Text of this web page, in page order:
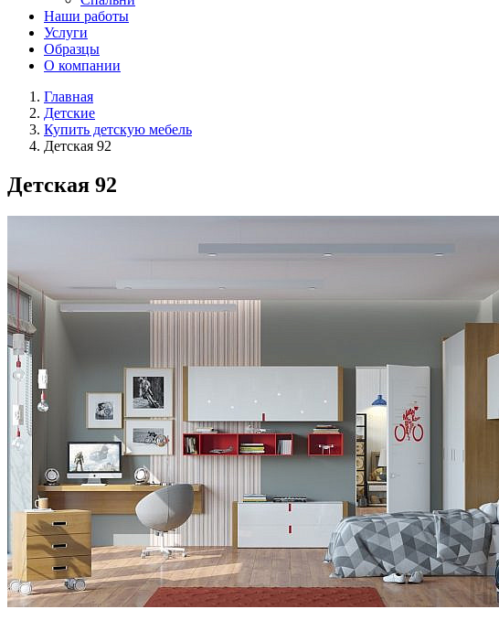
Наши работы
Услуги
Образцы
О компании
Главная
Детские
Купить детскую мебель
Детская 92
Детская 92